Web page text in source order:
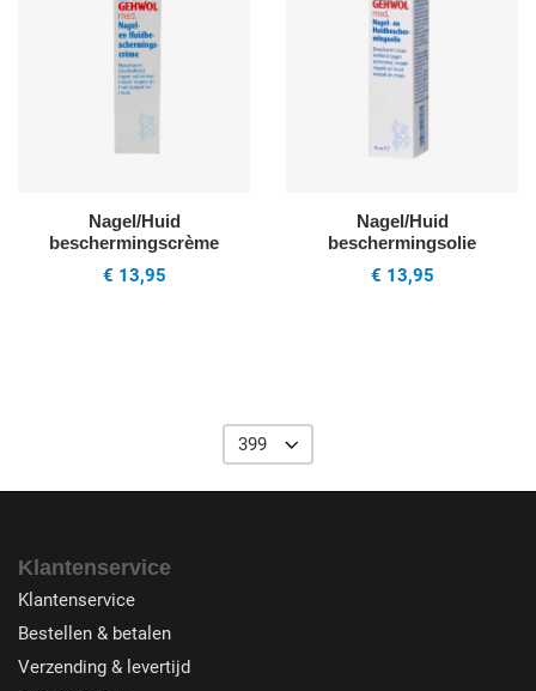
Nagel/Huid
beschermingscrème
€ 13,95
Nagel/Huid
beschermingsolie
€ 13,95
399
Klantenservice
Klantenservice
Bestellen & betalen
Verzending & levertijd